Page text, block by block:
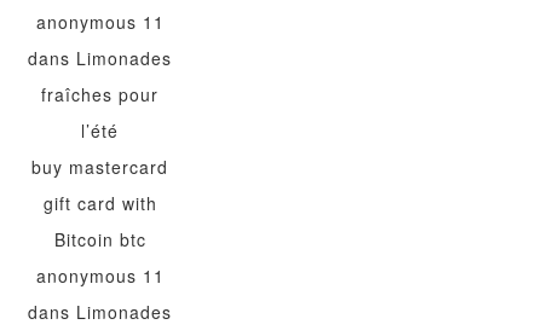
anonymous 11
dans Limonades
fraîches pour
l’été
buy mastercard
gift card with
Bitcoin btc
anonymous 11
dans Limonades